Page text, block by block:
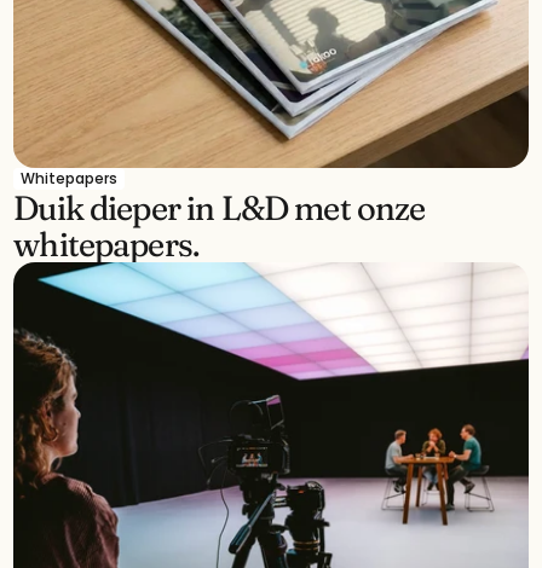
Whitepapers
Duik dieper in L&D met onze
whitepapers.